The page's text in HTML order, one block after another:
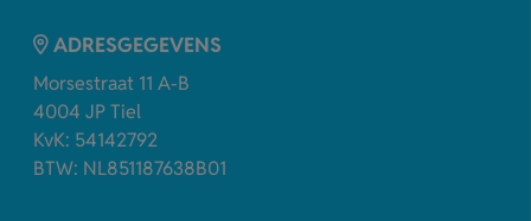
ADRESGEGEVENS
Morsestraat 11 A-B
4004 JP Tiel
KvK: 54142792
BTW: NL851187638B01